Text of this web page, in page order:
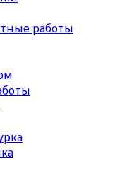
работы